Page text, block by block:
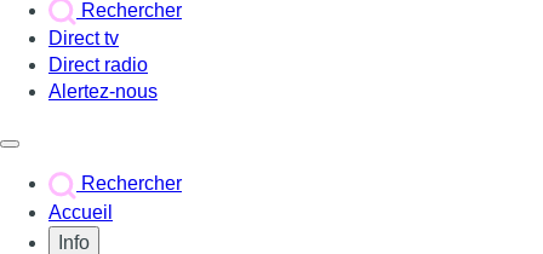
Rechercher
Direct tv
Direct radio
Alertez-nous
Rechercher
Accueil
Info